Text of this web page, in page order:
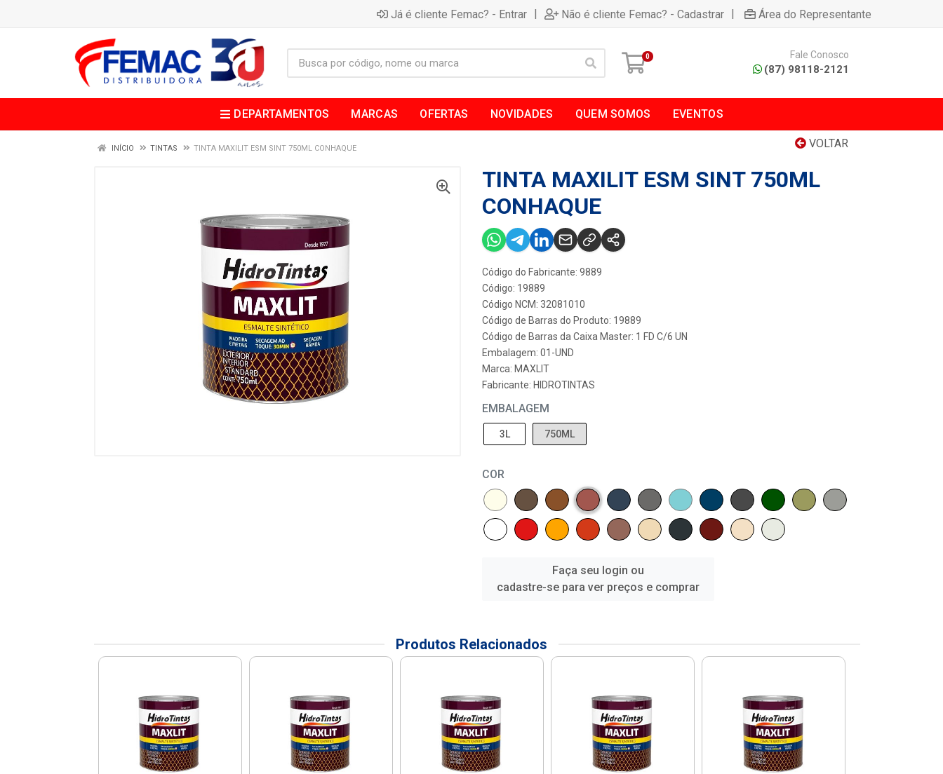
Já é cliente Femac? - Entrar | Não é cliente Femac? - Cadastrar | Área do Representante
0 Fale Conosco
(87) 98118-2121
DEPARTAMENTOS MARCAS OFERTAS NOVIDADES QUEM SOMOS EVENTOS
VOLTAR
INÍCIO TINTAS TINTA MAXILIT ESM SINT 750ML CONHAQUE
TINTA MAXILIT ESM SINT 750ML
CONHAQUE
Código do Fabricante: 9889
Código: 19889
Código NCM: 32081010
Código de Barras do Produto: 19889
Código de Barras da Caixa Master: 1 FD C/6 UN
Embalagem: 01-UND
Marca: MAXLIT
Fabricante: HIDROTINTAS
EMBALAGEM
3L 750ML
COR
Faça seu login ou
cadastre-se para ver preços e comprar
Produtos Relacionados